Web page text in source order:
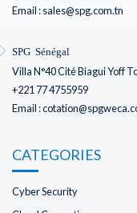
Email : sales@spg.com.tn
SPG Sénégal
Villa N°40 Cité Biagui Yoff
+221 77 4755959
Email :
CATEGORIES
Cyber Security